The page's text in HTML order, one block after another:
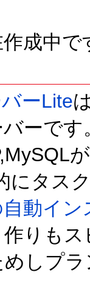
成中で
ーLite
ーです
にタス
動イ
りも
しプ